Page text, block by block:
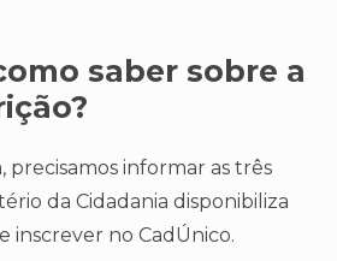
saber sobre a
precisamos informar as três
da Cidadania disponibiliza
inscrever no CadÚnico.